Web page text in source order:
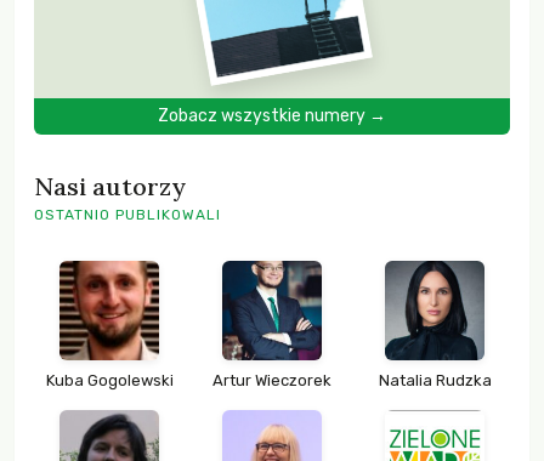
Zobacz wszystkie numery →
Nasi autorzy
OSTATNIO PUBLIKOWALI
Kuba Gogolewski Artur Wieczorek Natalia Rudzka